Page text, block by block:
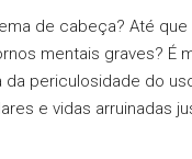
de cabeça? Até
mentais graves? É
periculosidade do
e vidas arruinadas